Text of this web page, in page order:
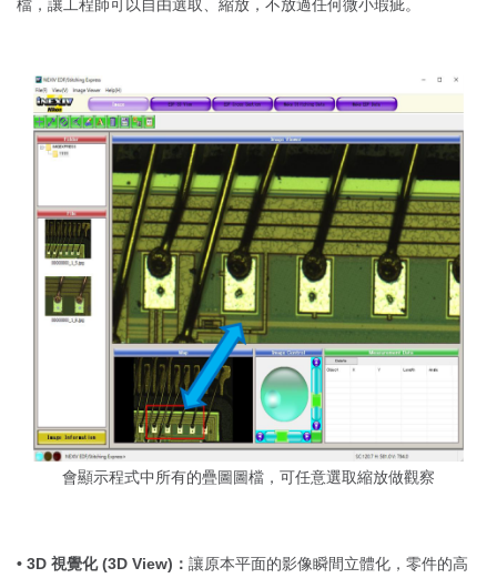
檔，讓工程師可以自由選取、縮放，不放過任何微小瑕疵。
會顯示程式中所有的疊圖圖檔，可任意選取縮放做觀察
• 3D 視覺化 (3D View)： 讓原本平面的影像瞬間立體化，零件的高